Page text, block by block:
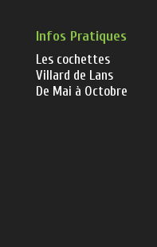
Infos Pratiques
Les cochettes
Villard de Lans
De Mai à Octobre